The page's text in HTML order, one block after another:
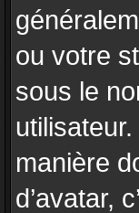
ou votre
sous le
manière
d’avatar,